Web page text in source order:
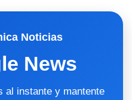
Noticias
News
al instante y mantente